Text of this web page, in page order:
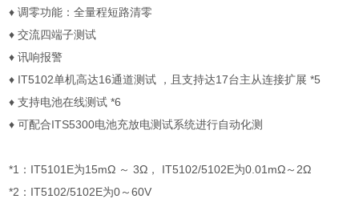
♦ 调零功能：全量程短路清零
♦ 交流四端子测试
♦ 讯响报警
♦ IT5102单机高达16通道测试 ，且支持达17台主从连接扩展 *5
♦ 支持电池在线测试 *6
♦ 可配合ITS5300电池充放电测试系统进行自动化测
*1 ： IT5101E为15mΩ ～ 3Ω， IT5102/5102E为0.01mΩ～ 2Ω
*2 ： IT5102/5102E为0～60V